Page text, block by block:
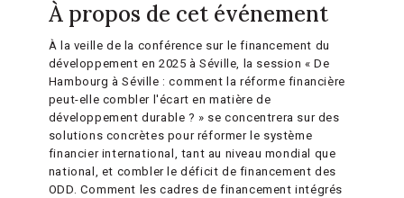
À propos de cet événement
À la veille de la conférence sur le financement du
développement en 2025 à Séville, la session « De
Hambourg à Séville : comment la réforme financière
peut-elle combler l'écart en matière de
développement durable ? » se concentrera sur des
solutions concrètes pour réformer le système
financier international, tant au niveau mondial que
national, et combler le déficit de financement des
ODD. Comment les cadres de financement intégrés